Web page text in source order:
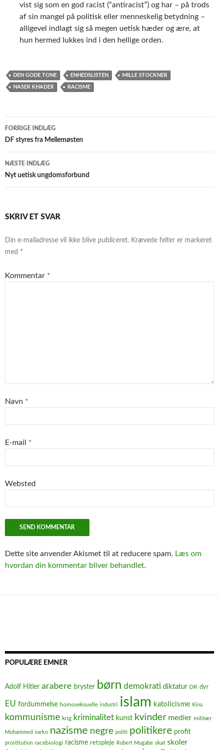
vist sig som en god racist (“antiracist”) og har – på trods
af sin mangel på politisk eller menneskelig betydning –
alligevel indlagt sig så megen uetisk hæder og ære, at
hun hermed lukkes ind i den hellige orden.
DEN GODE TONE ENHEDSLISTEN MILLE STOCKNER
NASER KHADER RACISME
Indlægsnavigation
FORRIGE INDLÆG
DF styres fra Mellemøsten
NÆSTE INDLÆG
Nyt uetisk ungdomsforbund
SKRIV ET SVAR
Din e-mailadresse vil ikke blive publiceret. Krævede felter er markeret
med *
Kommentar *
Navn *
E-mail *
Websted
Dette site anvender Akismet til at reducere spam. Læs om
hvordan din kommentar bliver behandlet.
POPULÆRE EMNER
Adolf Hitler arabere bryster børn demokrati diktatur DR dyr
EU fordummelse homoseksuelle industri islam katolicisme Kina
kommunisme krig kriminalitet kunst kvinder medier militær
Muhammed narko nazisme negre politi politikere profit
prostitution racebiologi racisme retspleje Robert Mugabe skat skoler